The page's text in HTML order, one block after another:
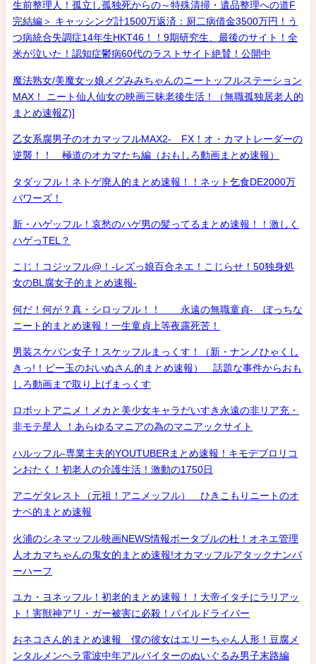
生前整理人！孤立し孤独死からの～特殊清掃・遺品整理への道F
完結編＞ キャッシング計1500万返済：厨二病借金3500万円！う
つ病統合失調症14年生HKT46！！9期研究生、最後のサイト！全
米が泣いた！認知症鬱病60代のラストサイト絶賛！公開中
魔法熟女/美魔女ッ娘メグみみちゃんのニートッフルステーション
MAX！ ニート仙人仙女の映画三昧老後生活！（無職孤独居老人的
まとめ速報Z)]
乙女系腐男子のオカマッフルMAX2- FX！オ・カマトレーダーの
逆襲！！ 極道のオカマたち編（おもしろ動画まとめ速報）
タダッフル！ネトゲ廃人的まとめ速報！！ネット乞食DE2000万
パワーズ！
新・ハゲッフル！哀愁のハゲ男の髪ってるまとめ速報！！激しく
ハゲっTEL？
こじ！コジッフル@！-レズっ娘百合ネエ！こじらせ！50独身処
女のBL腐女子的まとめ速報-
何だ！何が？真・シロッフル！！ 永遠の無職童貞- ぼっちな
ニート的まとめ速報！一生童貞上等夜露死苦！
男装スケバン女子！スケッフルまっくす！（新・ナンノひゃくし
きっ!！ビー玉のおいぬさん的まとめ速報） 話題な事件からおも
しろ動画まで取り上げまっくす
ロボットアニメ！メカと美少女キャラだいすき永遠の非リア充・
非モテ星人 ！あらゆるマニアの為のマニアックサイト
ハルッフル-専業主夫的YOUTUBERまとめ速報！キモデブロリコ
ンおたく！初老人の介護生活！激動の1750日
アニゲタレスト（元祖！アニメッフル） ひきこもりニートのオ
ナベ的まとめ速報
火浦のシネマッフル映画NEWS情報ポータブルの杜！オネエ管理
人オカマちゃんの鬼女的まとめ速報!オカマッフルアタックナンバ
ーハーフ
ユカ・ヨネッフル！初老的まとめ速報！！大帝イタチにラリアッ
ト！害獣神アリ・ガー被害に必殺！パイルドライバー
おネコさん的まとめ速報 僕の彼女はエリーちゃん人形！豆腐メ
ンタルメンヘラ電波中年アルバイターのぬいぐるみ男子末路編